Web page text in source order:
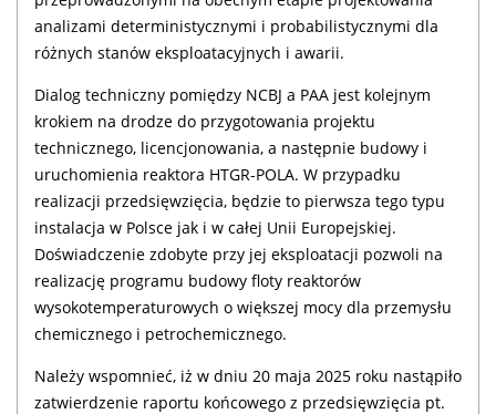
analizami deterministycznymi i probabilistycznymi dla
różnych stanów eksploatacyjnych i awarii.
Dialog techniczny pomiędzy NCBJ a PAA jest kolejnym
krokiem na drodze do przygotowania projektu
technicznego, licencjonowania, a następnie budowy i
uruchomienia reaktora HTGR-POLA. W przypadku
realizacji przedsięwzięcia, będzie to pierwsza tego typu
instalacja w Polsce jak i w całej Unii Europejskiej.
Doświadczenie zdobyte przy jej eksploatacji pozwoli na
realizację programu budowy floty reaktorów
wysokotemperaturowych o większej mocy dla przemysłu
chemicznego i petrochemicznego.
Należy wspomnieć, iż w dniu 20 maja 2025 roku nastąpiło
zatwierdzenie raportu końcowego z przedsięwzięcia pt.